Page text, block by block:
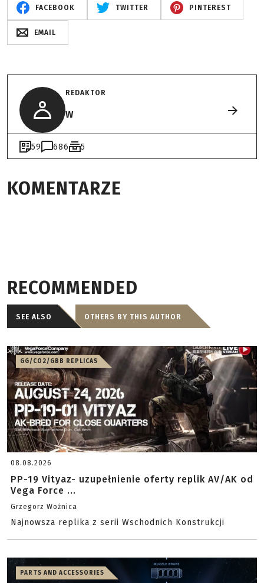
FACEBOOK TWITTER PINTEREST
EMAIL
REDAKTOR
W
59 686 5
KOMENTARZE
RECOMMENDED
SEE ALSO OTHERS BY THIS AUTHOR
GG/CO2/GBB REPLICAS
08.08.2026
PP-19 Vityaz- uzupełnienie oferty replik AV/AK od
Vega Force ...
Grzegorz Woźnica
Najnowsza replika z serii Wschodnich Konstrukcji
PARTS AND ACCESSORIES